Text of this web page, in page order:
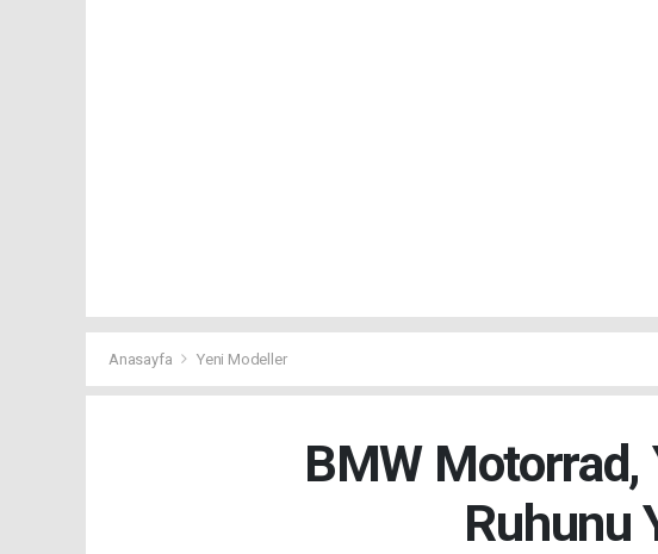
Anasayfa Yeni Modeller
BMW Motorrad,
Ruhunu